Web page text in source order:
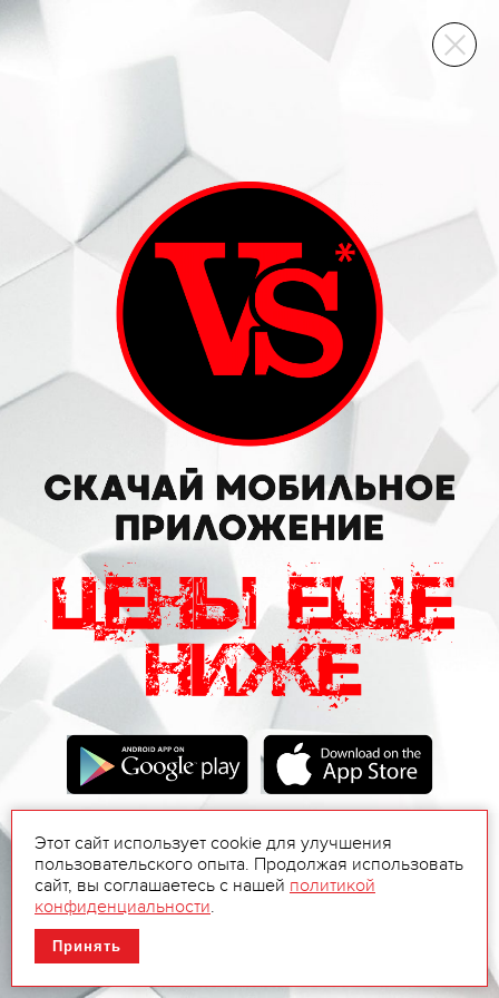
ВИННЫЙ СКЛАД
Этот сайт использует cookie для улучшения
пользовательского опыта. Продолжая использовать
сайт, вы соглашаетесь с нашей политикой
конфиденциальности.
Принять